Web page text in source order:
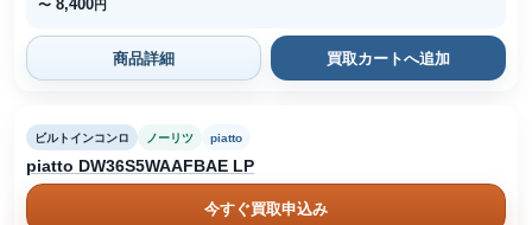
〜 8,400円
商品詳細 買取カートへ追加
ビルトインコンロ ノーリツ piatto
piatto DW36S5WAAFBAE LP
今すぐ買取申込み